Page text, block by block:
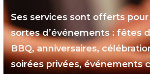
Ses services sont offerts
sortes d’événements : fêtes
BBQ, anniversaires,
soirées privées, événements